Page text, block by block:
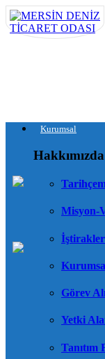
Kurumsal
Hakkımızda
Misyon-
İştirakler
Görev
Yetki